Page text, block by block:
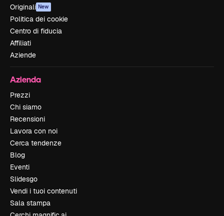
Originali New
Politica dei cookie
Centro di fiducia
Affiliati
Aziende
Azienda
Prezzi
Chi siamo
Recensioni
Lavora con noi
Cerca tendenze
Blog
Eventi
Slidesgo
Vendi i tuoi contenuti
Sala stampa